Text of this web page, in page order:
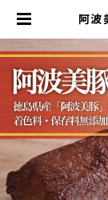
阿波